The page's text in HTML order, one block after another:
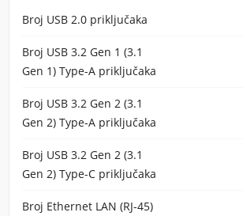
Broj USB 2.0 priključaka
Broj USB 3.2 Gen 1 (3.1
Gen 1) Type-A priključaka
Broj USB 3.2 Gen 2 (3.1
Gen 2) Type-A priključaka
Broj USB 3.2 Gen 2 (3.1
Gen 2) Type-C priključaka
Broj Ethernet LAN (RJ-45)